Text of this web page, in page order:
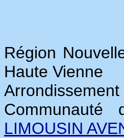
Région
Haute Vienne
LIMOUSIN